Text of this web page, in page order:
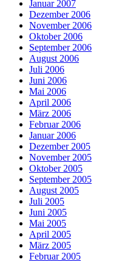
Januar 2007
Dezember 2006
November 2006
Oktober 2006
September 2006
August 2006
Juli 2006
Juni 2006
Mai 2006
April 2006
März 2006
Februar 2006
Januar 2006
Dezember 2005
November 2005
Oktober 2005
September 2005
August 2005
Juli 2005
Juni 2005
Mai 2005
April 2005
März 2005
Februar 2005